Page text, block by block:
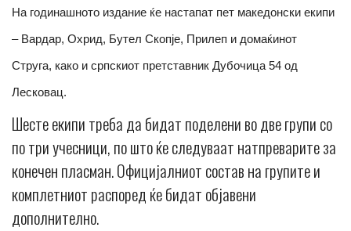
На годинашното издание ќе настапат пет македонски екипи
– Вардар, Охрид, Бутел Скопје, Прилеп и домаќинот
Струга, како и српскиот претставник Дубочица 54 од
Лесковац.
Шесте екипи треба да бидат поделени во две групи со
по три учесници, по што ќе следуваат натпреварите за
конечен пласман. Официјалниот состав на групите и
комплетниот распоред ќе бидат објавени
дополнително.